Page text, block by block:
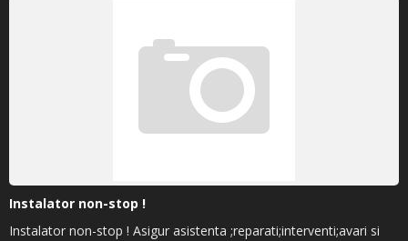
Instalator non-stop !
Instalator non-stop ! Asigur asistenta ;reparati;interventi;avari si